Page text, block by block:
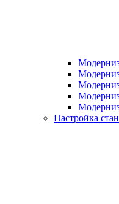
Настройка